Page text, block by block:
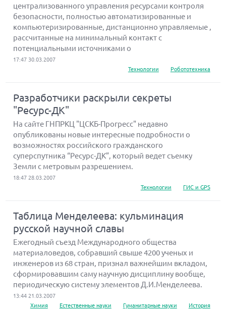
централизованного управления ресурсами контроля
безопасности, полностью автоматизированные и
компьютеризированные, дистанционно управляемые ,
рассчитанные на минимальный контакт с
потенциальными источниками о
17:47 30.03.2007
Технологии
Робототехника
Разработчики раскрыли секреты
"Ресурс-ДК"
На сайте ГНПРКЦ "ЦСКБ-Прогресс" недавно
опубликованы новые интересные подробности о
возможностях российского гражданского
суперспутника “Ресурс-ДК”, который ведет съемку
Земли с метровым разрешением.
18:47 28.03.2007
Технологии
ГИС и GPS
Таблица Менделеева: кульминация
русской научной славы
Ежегодный съезд Международного общества
материаловедов, собравший свыше 4200 ученых и
инженеров из 68 стран, признал важнейшим вкладом,
сформировавшим саму научную дисциплину вообще,
периодическую систему элементов Д.И.Менделеева.
13:44 21.03.2007
Химия
Естественные науки Гуманитарные науки История